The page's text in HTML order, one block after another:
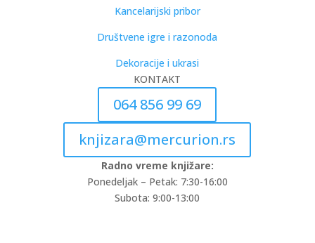
Kancelarijski pribor
Društvene igre i razonoda
Dekoracije i ukrasi
KONTAKT
064 856 99 69
knjizara@mercurion.rs
Radno vreme knjižare:
Ponedeljak – Petak: 7:30-16:00
Subota: 9:00-13:00